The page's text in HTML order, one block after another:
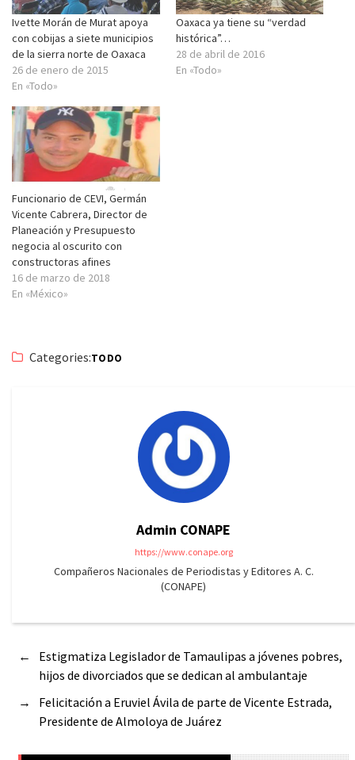
Ivette Morán de Murat apoya
con cobijas a siete municipios
de la sierra norte de Oaxaca
26 de enero de 2015
En «Todo»
Oaxaca ya tiene su “verdad
histórica”…
28 de abril de 2016
En «Todo»
Funcionario de CEVI, Germán
Vicente Cabrera, Director de
Planeación y Presupuesto
negocia al oscurito con
constructoras afines
16 de marzo de 2018
En «México»
Categories:TODO
Admin CONAPE
https://www.conape.org
Compañeros Nacionales de Periodistas y Editores A. C.
(CONAPE)
←
Estigmatiza Legislador de Tamaulipas a jóvenes pobres,
hijos de divorciados que se dedican al ambulantaje
→
Felicitación a Eruviel Ávila de parte de Vicente Estrada,
Presidente de Almoloya de Juárez